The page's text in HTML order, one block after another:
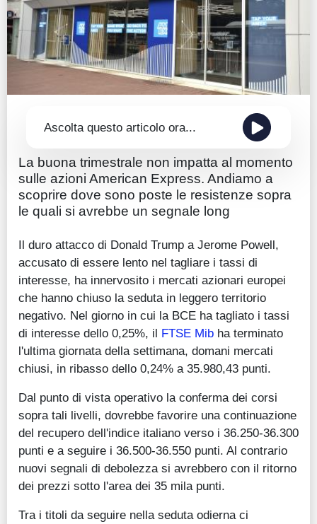
Ascolta questo articolo ora...
La buona trimestrale non impatta al momento
sulle azioni American Express. Andiamo a
scoprire dove sono poste le resistenze sopra
le quali si avrebbe un segnale long
Il duro attacco di Donald Trump a Jerome Powell,
accusato di essere lento nel tagliare i tassi di
interesse, ha innervosito i mercati azionari europei
che hanno chiuso la seduta in leggero territorio
negativo. Nel giorno in cui la BCE ha tagliato i tassi
di interesse dello 0,25%, il FTSE Mib ha terminato
l'ultima giornata della settimana, domani mercati
chiusi, in ribasso dello 0,24% a 35.980,43 punti.
Dal punto di vista operativo la conferma dei corsi
sopra tali livelli, dovrebbe favorire una continuazione
del recupero dell'indice italiano verso i 36.250-36.300
punti e a seguire i 36.500-36.550 punti. Al contrario
nuovi segnali di debolezza si avrebbero con il ritorno
dei prezzi sotto l'area dei 35 mila punti.
Tra i titoli da seguire nella seduta odierna ci